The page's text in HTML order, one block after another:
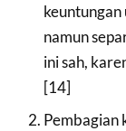
namun
ini sah,
[14]
Pembagian